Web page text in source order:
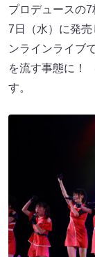
プロデュースの
7日（水）に発
ンラインライブ
を流す事態に！
す。